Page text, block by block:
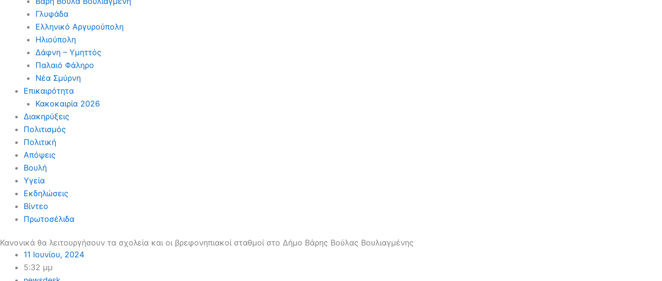
Γλυφάδα
Ελληνικό Αργυρούπολη
Ηλιούπολη
Δάφνη – Υμηττός
Παλαιό Φάληρο
Νέα Σμύρνη
Επικαιρότητα
Κακοκαιρία 2026
Διακηρύξεις
Πολιτισμός
Πολιτική
Απόψεις
Βουλή
Υγεία
Εκδηλώσεις
Βίντεο
Πρωτοσέλιδα
Κανονικά θα λειτουργήσουν τα σχολεία και οι βρεφονηπιακοί σταθμοί στο Δήμο Βάρης Βούλας Βουλιαγμένης
11 Ιουνίου, 2024
5:32 μμ